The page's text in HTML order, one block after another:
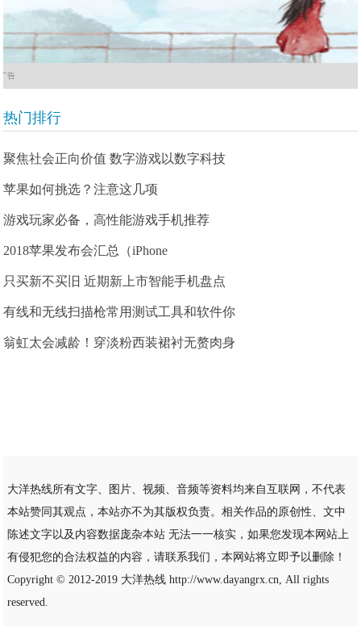
广告
热门排行
聚焦社会正向价值 数字游戏以数字科技
苹果如何挑选？注意这几项
游戏玩家必备，高性能游戏手机推荐
2018苹果发布会汇总（iPhone
只买新不买旧 近期新上市智能手机盘点
有线和无线扫描枪常用测试工具和软件你
翁虹太会减龄！穿淡粉西装裙衬无赘肉身
大洋热线所有文字、图片、视频、音频等资料均来自互联网，不代表
本站赞同其观点，本站亦不为其版权负责。相关作品的原创性、文中
陈述文字以及内容数据庞杂本站 无法一一核实，如果您发现本网站上
有侵犯您的合法权益的内容，请联系我们，本网站将立即予以删除！
Copyright © 2012-2019 大洋热线http://www.dayangrx.cn, All rights
reserved.